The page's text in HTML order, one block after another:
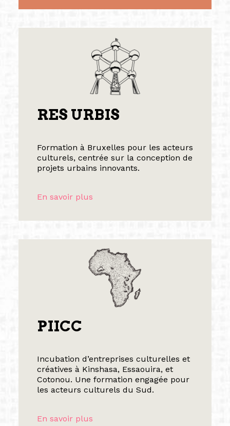
RES URBIS
Formation à Bruxelles pour les acteurs
culturels, centrée sur la conception de
projets urbains innovants.
En savoir plus
PIICC
Incubation d’entreprises culturelles et
créatives à Kinshasa, Essaouira, et
Cotonou. Une formation engagée pour
les acteurs culturels du Sud.
En savoir plus